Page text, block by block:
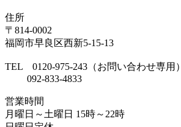
住所
〒814-0002
福岡市早良区西新5-15-13
TEL 0120-975-243（お問い合わせ専用）
092-833-4833
営業時間
月曜日～土曜日 15時～22時